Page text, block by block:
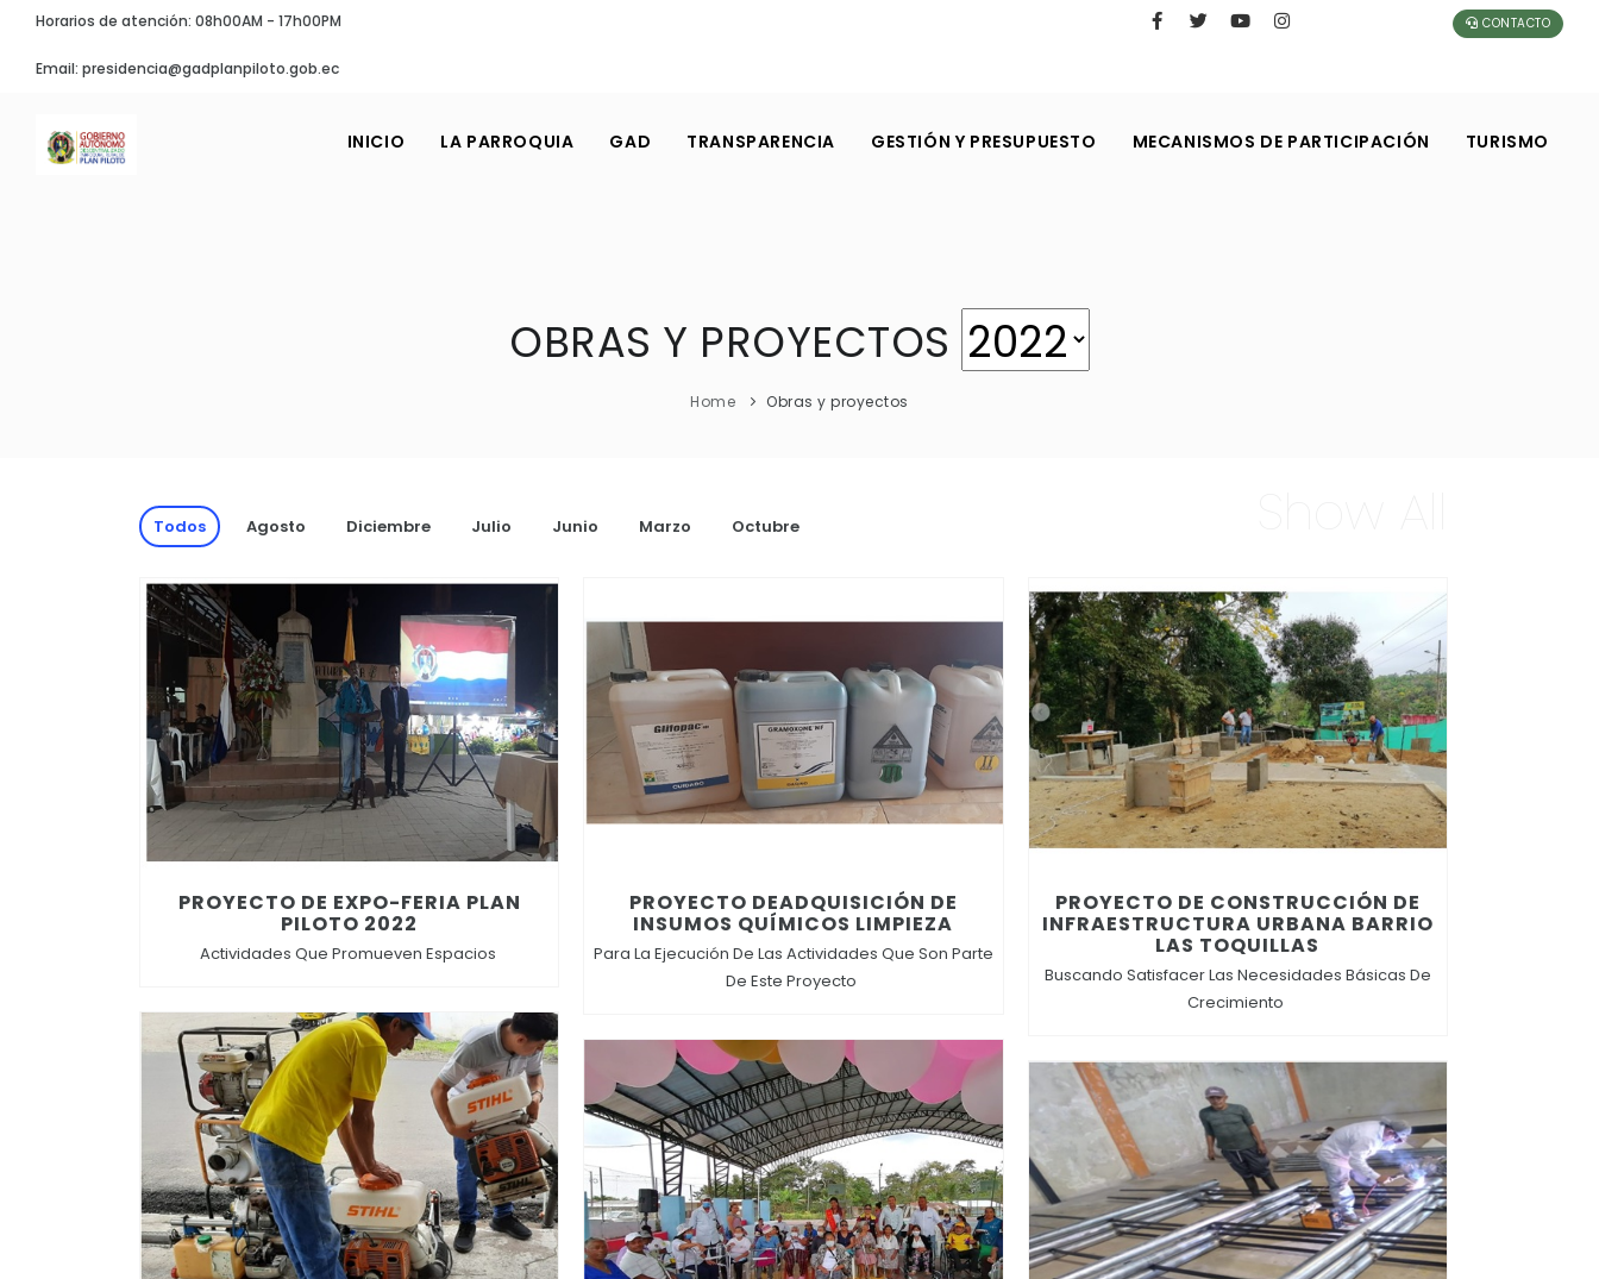
Horarios de atención: 08h00AM - 17h00PM
Email: presidencia@gadplanpiloto.gob.ec
CONTACTO
INICIO LA PARROQUIA GAD TRANSPARENCIA GESTIÓN Y PRESUPUESTO MECANISMOS DE PARTICIPACIÓN TURISMO
OBRAS Y PROYECTOS
Home Obras y proyectos
Todos Agosto Diciembre Julio Junio Marzo Octubre
PROYECTO DE EXPO-FERIA PLAN
PILOTO 2022
Actividades Que Promueven Espacios
PROYECTO DEADQUISICIÓN DE
INSUMOS QUÍMICOS LIMPIEZA
Para La Ejecución De Las Actividades Que Son Parte
De Este Proyecto
PROYECTO DE CONSTRUCCIÓN DE
INFRAESTRUCTURA URBANA BARRIO
LAS TOQUILLAS
Buscando Satisfacer Las Necesidades Básicas De
Crecimiento